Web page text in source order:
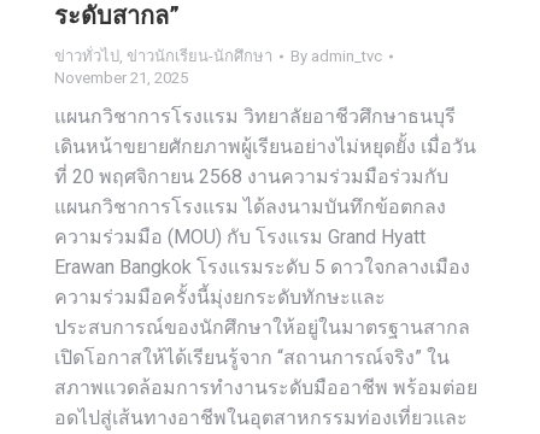
ระดับสากล”
ข่าวทั่วไป, ข่าวนักเรียน-นักศึกษา By admin_tvc
November 21, 2025
แผนกวิชาการโรงแรม วิทยาลัยอาชีวศึกษาธนบุรี
เดินหน้าขยายศักยภาพผู้เรียนอย่างไม่หยุดยั้ง เมื่อวัน
ที่ 20 พฤศจิกายน 2568 งานความร่วมมือร่วมกับ
แผนกวิชาการโรงแรม ได้ลงนามบันทึกข้อตกลง
ความร่วมมือ (MOU) กับ โรงแรม Grand Hyatt
Erawan Bangkok โรงแรมระดับ 5 ดาวใจกลางเมือง
ความร่วมมือครั้งนี้มุ่งยกระดับทักษะและ
ประสบการณ์ของนักศึกษาให้อยู่ในมาตรฐานสากล
เปิดโอกาสให้ได้เรียนรู้จาก “สถานการณ์จริง” ใน
สภาพแวดล้อมการทำงานระดับมืออาชีพ พร้อมต่อย
อดไปสู่เส้นทางอาชีพในอุตสาหกรรมท่องเที่ยวและ